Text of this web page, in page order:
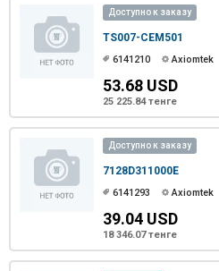
Доступно к заказу
TS007-CEM501
6141210 Axiomtek
53.68 USD
25 225.84 тенге
Доступно к заказу
7128D311000E
6141293 Axiomtek
39.04 USD
18 346.07 тенге